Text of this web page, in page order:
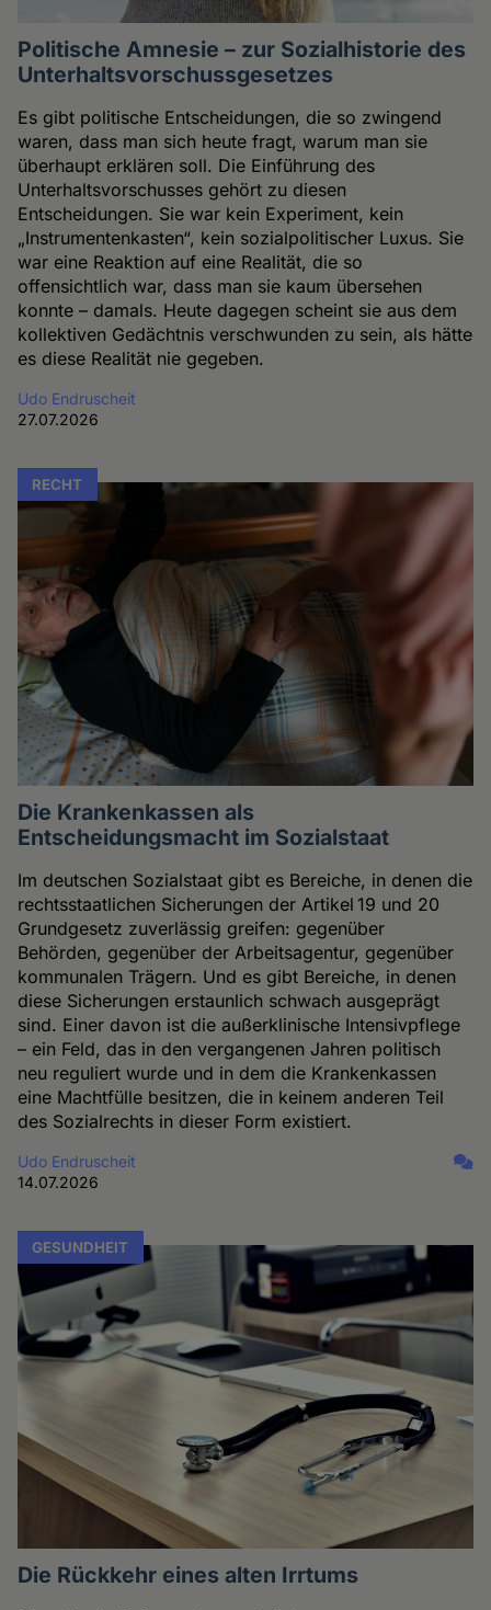
Politische Amnesie – zur Sozialhistorie des
Unterhaltsvorschussgesetzes
Es gibt politische Entscheidungen, die so zwingend
waren, dass man sich heute fragt, warum man sie
überhaupt erklären soll. Die Einführung des
Unterhaltsvorschusses gehört zu diesen
Entscheidungen. Sie war kein Experiment, kein
„Instrumentenkasten“, kein sozialpolitischer Luxus. Sie
war eine Reaktion auf eine Realität, die so
offensichtlich war, dass man sie kaum übersehen
konnte – damals. Heute dagegen scheint sie aus dem
kollektiven Gedächtnis verschwunden zu sein, als hätte
es diese Realität nie gegeben.
Udo Endruscheit
27.07.2026
RECHT
Die Krankenkassen als
Entscheidungsmacht im Sozialstaat
Im deutschen Sozialstaat gibt es Bereiche, in denen die
rechtsstaatlichen Sicherungen der Artikel 19 und 20
Grundgesetz zuverlässig greifen: gegenüber
Behörden, gegenüber der Arbeitsagentur, gegenüber
kommunalen Trägern. Und es gibt Bereiche, in denen
diese Sicherungen erstaunlich schwach ausgeprägt
sind. Einer davon ist die außerklinische Intensivpflege
– ein Feld, das in den vergangenen Jahren politisch
neu reguliert wurde und in dem die Krankenkassen
eine Machtfülle besitzen, die in keinem anderen Teil
des Sozialrechts in dieser Form existiert.
Udo Endruscheit
14.07.2026
GESUNDHEIT
Die Rückkehr eines alten Irrtums